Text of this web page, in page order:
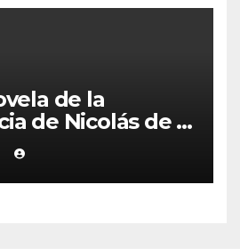
de la
de Nicolás de la
“La operación
concretar en